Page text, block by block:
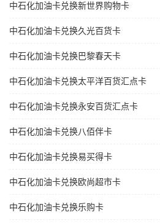
中石化加油卡兑换新世界购物卡
中石化加油卡兑换久光百货卡
中石化加油卡兑换巴黎春天卡
中石化加油卡兑换太平洋百货汇点卡
中石化加油卡兑换永安百货汇点卡
中石化加油卡兑换八佰伴卡
中石化加油卡兑换易买得卡
中石化加油卡兑换欧尚超市卡
中石化加油卡兑换乐购卡